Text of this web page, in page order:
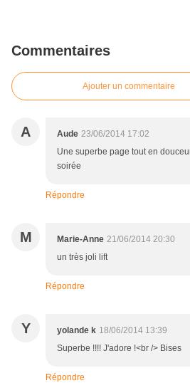
Commentaires
Ajouter un commentaire
A Aude 23/06/2014 17:02
Une superbe page tout en
soirée
Répondre
M Marie-Anne 21/06/2014 20:30
un très joli lift
Répondre
Y yolande k 18/06/2014 13:39
Superbe !!!! J'adore !<br /> Bises
Répondre